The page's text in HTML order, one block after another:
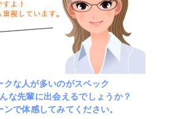
クな人が多いのがスペック
な先輩に出会えるでしょうか？
ンで体感してみてください。